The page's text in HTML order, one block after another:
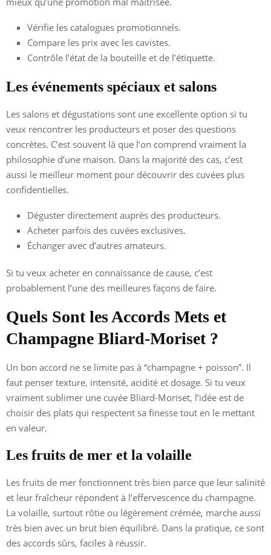
Vérifie les catalogues promotionnels.
Compare les prix avec les cavistes.
Contrôle l’état de la bouteille et de l’étiquette.
Les événements spéciaux et salons
Les salons et dégustations sont une excellente option si tu
veux rencontrer les producteurs et poser des questions
concrètes. C’est souvent là que l’on comprend vraiment la
philosophie d’une maison. Dans la majorité des cas, c’est
aussi le meilleur moment pour découvrir des cuvées plus
confidentielles.
Déguster directement auprès des producteurs.
Acheter parfois des cuvées exclusives.
Échanger avec d’autres amateurs.
Si tu veux acheter en connaissance de cause, c’est
probablement l’une des meilleures façons de faire.
Quels Sont les Accords Mets et
Champagne Bliard-Moriset ?
Un bon accord ne se limite pas à “champagne + poisson”. Il
faut penser texture, intensité, acidité et dosage. Si tu veux
vraiment sublimer une cuvée Bliard-Moriset, l’idée est de
choisir des plats qui respectent sa finesse tout en le mettant
en valeur.
Les fruits de mer et la volaille
Les fruits de mer fonctionnent très bien parce que leur salinité
et leur fraîcheur répondent à l’effervescence du champagne.
La volaille, surtout rôtie ou légèrement crémée, marche aussi
très bien avec un brut bien équilibré. Dans la pratique, ce sont
des accords sûrs, faciles à réussir.